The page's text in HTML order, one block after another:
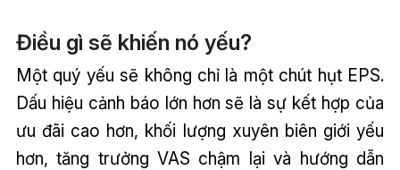
Điều gì sẽ khiến nó yếu?
Một quý yếu sẽ không chỉ là một chút hụt EPS.
Dấu hiệu cảnh báo lớn hơn sẽ là sự kết hợp của
ưu đãi cao hơn, khối lượng xuyên biên giới yếu
hơn, tăng trưởng VAS chậm lại và hướng dẫn